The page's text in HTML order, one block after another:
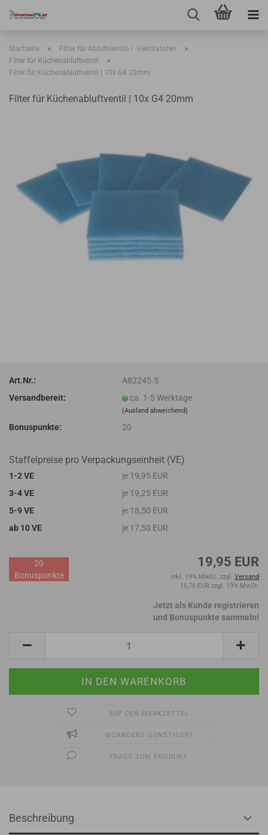
Startseite » Filter für Abluftventile / -Ventilatoren »
Filter für Küchenabluftventil »
Filter für Küchenabluftventil | 10x G4 20mm
Filter für Küchenabluftventil | 10x G4 20mm
Art.Nr.:
A82245.S
Versandbereit:
ca. 1-5 Werktage
(Ausland abweichend)
Bonuspunkte: 20
Staffelpreise pro Verpackungseinheit (VE)
1-2 VE
je 19,95 EUR
3-4 VE
je 19,25 EUR
5-9 VE
je 18,50 EUR
ab 10 VE
je 17,50 EUR
19,95 EUR
inkl. 19% MwSt. zzgl. Versand
16,76 EUR zzgl. 19% MwSt.
20
Bonuspunkte
Jetzt als Kunde registrieren
und Bonuspunkte sammeln!
AUF DEN MERKZETTEL
WOANDERS GÜNSTIGER?
FRAGE ZUM PRODUKT
Beschreibung